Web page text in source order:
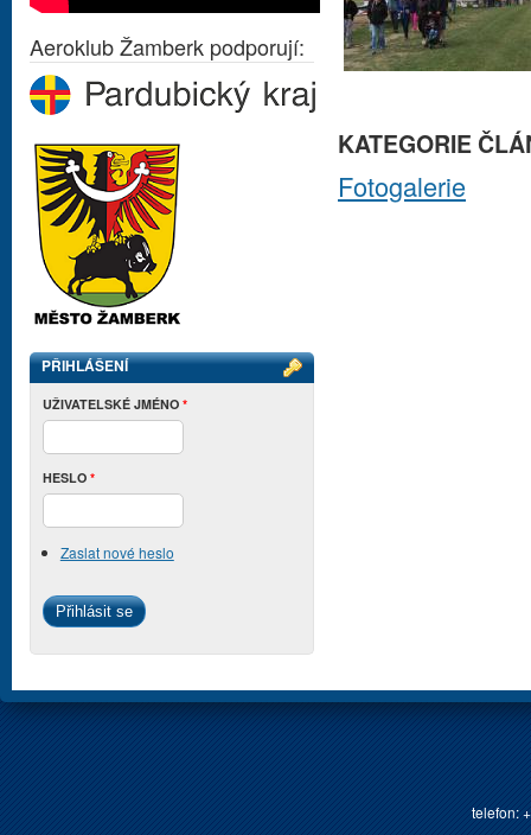
KATEGORIE
Fotogalerie
Aeroklub Žamberk podporují:
PŘIHLÁŠENÍ
UŽIVATELSKÉ JMÉNO *
HESLO *
Zaslat nové heslo
telefon: